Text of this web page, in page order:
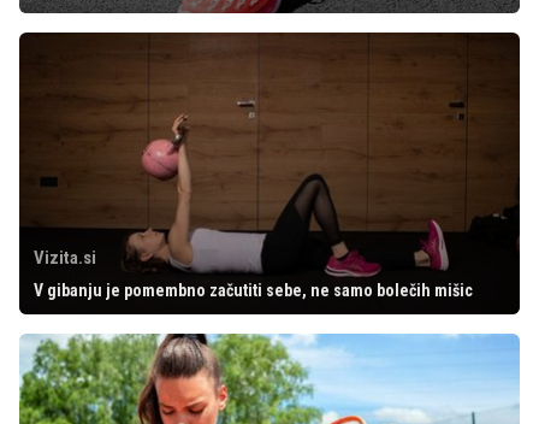
Vizita.si
V gibanju je pomembno začutiti sebe, ne samo bolečih mišic